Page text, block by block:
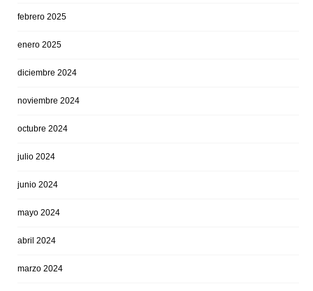
febrero 2025
enero 2025
diciembre 2024
noviembre 2024
octubre 2024
julio 2024
junio 2024
mayo 2024
abril 2024
marzo 2024